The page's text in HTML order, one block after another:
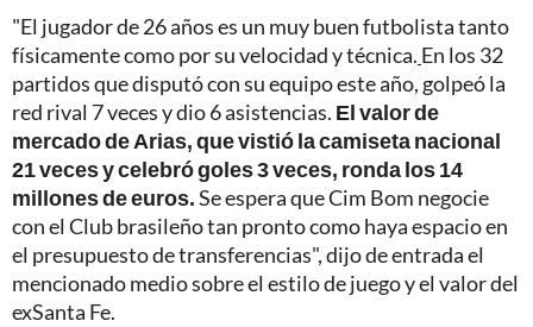
"El jugador de 26 años es un muy buen futbolista tanto
físicamente como por su velocidad y técnica. En los 32
partidos que disputó con su equipo este año, golpeó la
red rival 7 veces y dio 6 asistencias. El valor de
mercado de Arias, que vistió la camiseta nacional
21 veces y celebró goles 3 veces, ronda los 14
millones de euros.Se espera que Cim Bom negocie
con el Club brasileño tan pronto como haya espacio en
el presupuesto de transferencias", dijo de entrada el
mencionado medio sobre el estilo de juego y el valor del
exSanta Fe.